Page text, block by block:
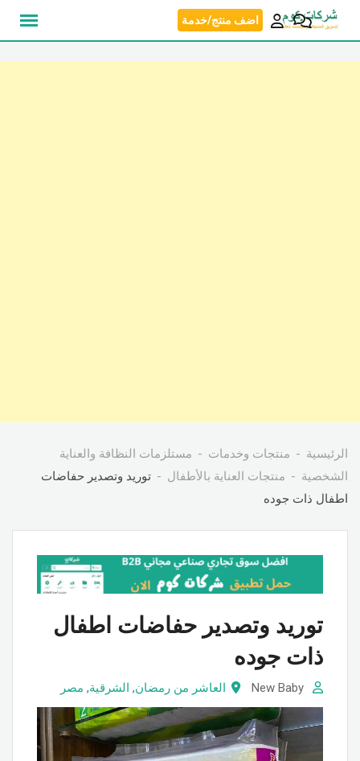
انتقل
اضف منتج/خدمة
الرئيسية منتجات وخدمات
مستلزمات النظافة والعناية
الشخصية
منتجات العناية بالأطفال
توريد وتصدير حفاضات
اطفال ذات جوده
توريد وتصدير حفاضات اطفال
ذات جوده
العاشر من رمضان, الشرقية, مصر